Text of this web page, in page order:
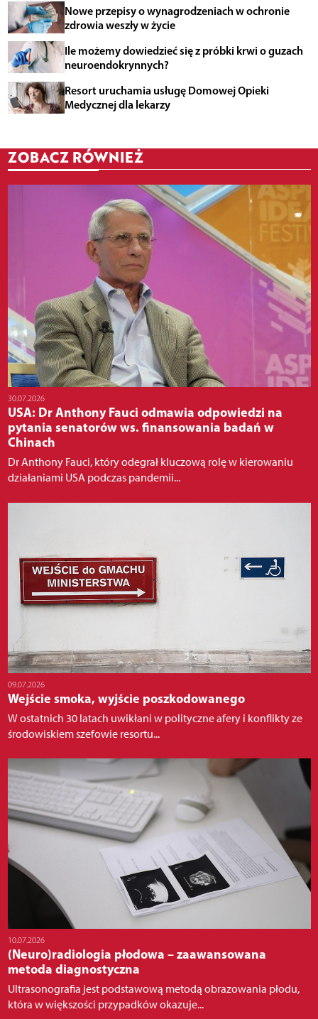
Nowe przepisy o wynagrodzeniach w ochronie
zdrowia weszły w życie
Ile możemy dowiedzieć się z próbki krwi o guzach
neuroendokrynnych?
Resort uruchamia usługę Domowej Opieki
Medycznej dla lekarzy
ZOBACZ RÓWNIEŻ
30.07.2026
USA: Dr Anthony Fauci odmawia odpowiedzi na
pytania senatorów ws. finansowania badań w
Chinach
Dr Anthony Fauci, który odegrał kluczową rolę w kierowaniu
działaniami USA podczas pandemii...
09.07.2026
Wejście smoka, wyjście poszkodowanego
W ostatnich 30 latach uwikłani w polityczne afery i konflikty ze
środowiskiem szefowie resortu...
10.07.2026
(Neuro)radiologia płodowa – zaawansowana
metoda diagnostyczna
Ultrasonografia jest podstawową metodą obrazowania płodu,
która w większości przypadków okazuje...